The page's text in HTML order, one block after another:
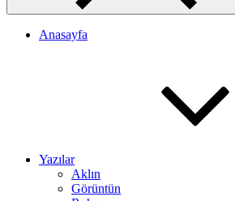
Anasayfa
Yazılar
Aklın
Görüntün